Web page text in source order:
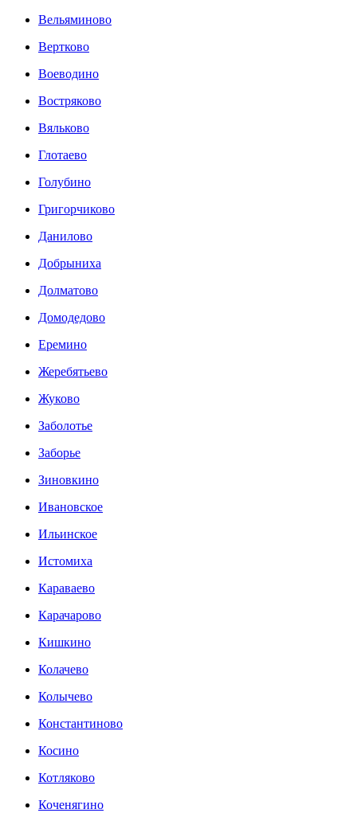
Вельяминово
Вертково
Воеводино
Востряково
Вяльково
Глотаево
Голубино
Григорчиково
Данилово
Добрыниха
Долматово
Домодедово
Еремино
Жеребятьево
Жуково
Заболотье
Заборье
Зиновкино
Ивановское
Ильинское
Истомиха
Караваево
Карачарово
Кишкино
Колачево
Колычево
Константиново
Косино
Котляково
Коченягино